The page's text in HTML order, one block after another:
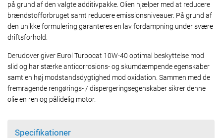
på grund af den valgte additivpakke. Olien hjælper med at reducere
brændstofforbruget samt reducere emissionsniveauer. På grund af
den unikke formulering garanteres en lav fordampning under svære
driftsforhold.
Derudover giver Eurol Turbocat 10W-40 optimal beskyttelse mod
slid og har stærke anticorrosions- og skumdæmpende egenskaber
samt en høj modstandsdygtighed mod oxidation. Sammen med de
fremragende rengørings- / dispergeringsegenskaber sikrer denne
olie en ren og pålidelig motor.
Specifikationer